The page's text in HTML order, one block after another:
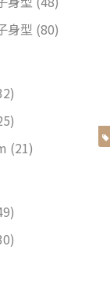
身型 (80)
(21)